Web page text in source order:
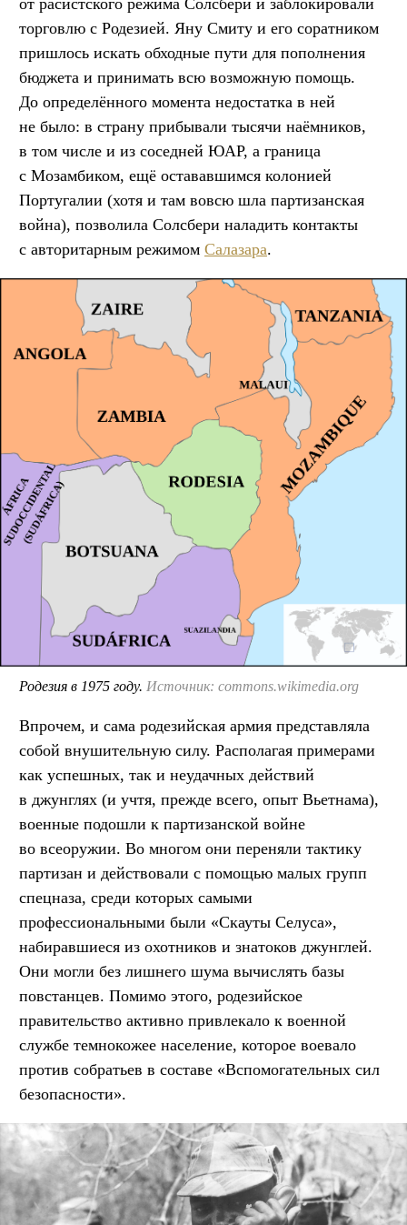
от расистского режима Солсбери и заблокировали
торговлю с Родезией. Яну Смиту и его соратником
пришлось искать обходные пути для пополнения
бюджета и принимать всю возможную помощь.
До определённого момента недостатка в ней
не было: в страну прибывали тысячи наёмников,
в том числе и из соседней ЮАР, а граница
с Мозамбиком, ещё остававшимся колонией
Португалии (хотя и там вовсю шла партизанская
война), позволила Солсбери наладить контакты
с авторитарным режимом Салазара.
Родезия в 1975 году. Источник: commons.wikimedia.org
Впрочем, и сама родезийская армия представляла
собой внушительную силу. Располагая примерами
как успешных, так и неудачных действий
в джунглях (и учтя, прежде всего, опыт Вьетнама),
военные подошли к партизанской войне
во всеоружии. Во многом они переняли тактику
партизан и действовали с помощью малых групп
спецназа, среди которых самыми
профессиональными были «Скауты Селуса»,
набиравшиеся из охотников и знатоков джунглей.
Они могли без лишнего шума вычислять базы
повстанцев. Помимо этого, родезийское
правительство активно привлекало к военной
службе темнокожее население, которое воевало
против собратьев в составе «Вспомогательных сил
безопасности».